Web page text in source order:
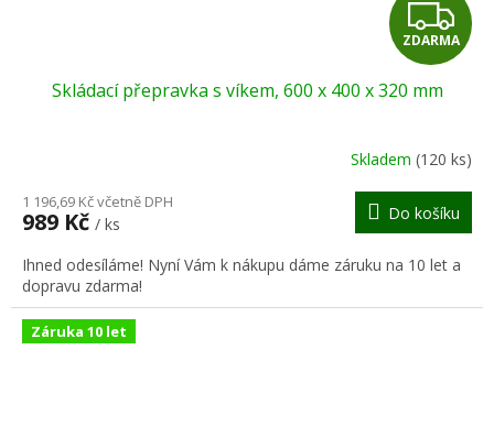
Z
D
R
M
A
ZDARMA
Skládací přepravka s víkem, 600 x 400 x 320 mm
Skladem (120 ks)
1 196,69 Kč včetně DPH
989 Kč / ks
Do košíku
Ihned odesíláme! Nyní Vám k nákupu dáme záruku na 10 let a
dopravu zdarma!
Záruka 10 let